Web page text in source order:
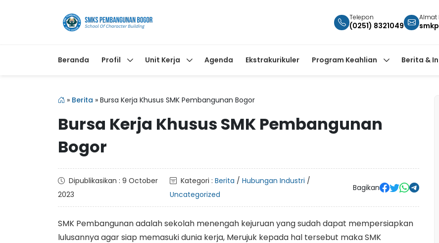
Telepon
(0251) 8321049
Almat
Beranda Profil Unit Kerja Agenda Ekstrakurikuler Program Keahlian Berita &
» Berita » Bursa Kerja Khusus SMK Pembangunan Bogor
Bursa Kerja Khusus SMK Pembangunan
Bogor
Dipublikasikan : 9 October
2023
Kategori :Berita /Hubungan Industri /
Uncategorized
Bagikan
SMK Pembangunan adalah sekolah menengah kejuruan yang sudah dapat mempersiapkan
lulusannya agar siap memasuki dunia kerja, Merujuk kepada hal tersebut maka SMK